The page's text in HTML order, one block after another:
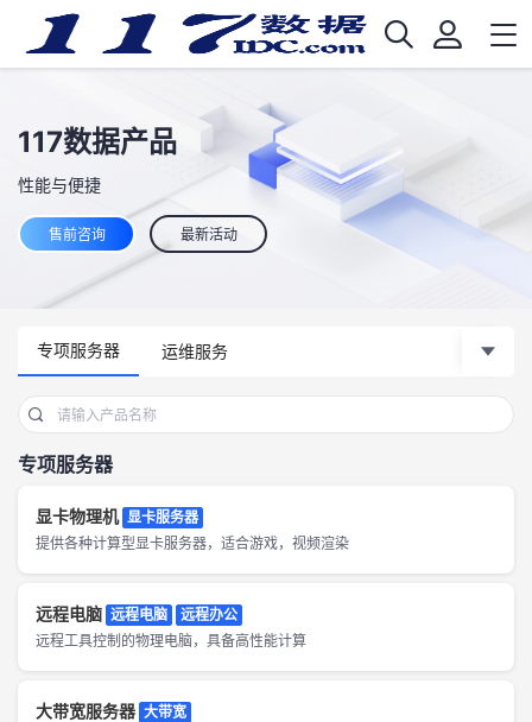
117数据产品
性能与便捷
售前咨询 最新活动
专项服务器 运维服务
专项服务器
显卡物理机 显卡服务器
提供各种计算型显卡服务器，适合游戏，视频渲染
远程电脑 远程电脑
远程办公
远程工具控制的物理电脑，具备高性能计算
大带宽服务器 大带宽